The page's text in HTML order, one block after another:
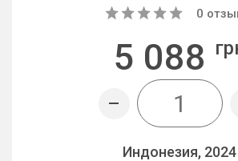
0
5 088
Индонезия, 2024